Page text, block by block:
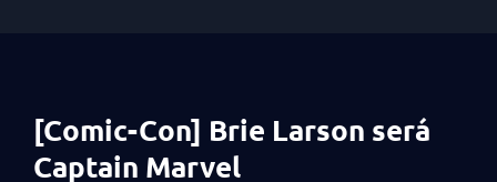
[Comic-Con] Brie Larson será
Captain Marvel